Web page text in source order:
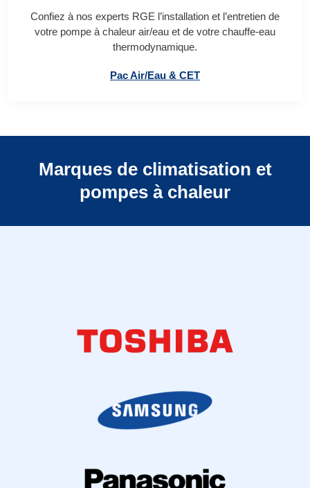
Confiez à nos experts RGE l’installation et l’entretien de
votre pompe à chaleur air/eau et de votre chauffe-eau
thermodynamique.
Pac Air/Eau & CET
Marques de climatisation et
pompes à chaleur